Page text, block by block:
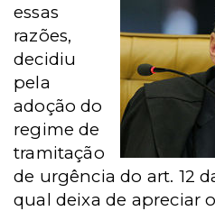
essas
razões,
decidiu
pela
adoção do
regime de
tramitação
de urgência do art. 12
qual deixa de apreciar